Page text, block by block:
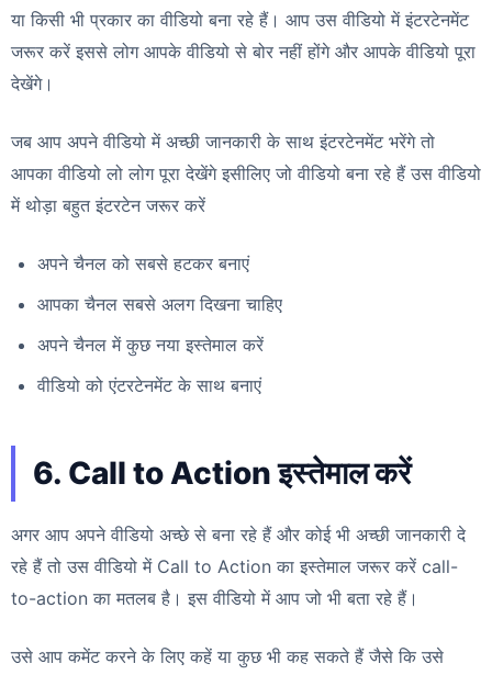
या किसी भी प्रकार का वीडियो बना रहे हैं। आप उस वीडियो में इंटरटेनमेंट
जरूर करें इससे लोग आपके वीडियो से बोर नहीं होंगे और आपके वीडियो पूरा
देखेंगे।
जब आप अपने वीडियो में अच्छी जानकारी के साथ इंटरटेनमेंट भरेंगे तो
आपका वीडियो लो लोग पूरा देखेंगे इसीलिए जो वीडियो बना रहे हैं उस वीडियो
में थोड़ा बहुत इंटरटेन जरूर करें
अपने चैनल को सबसे हटकर बनाएं
आपका चैनल सबसे अलग दिखना चाहिए
अपने चैनल में कुछ नया इस्तेमाल करें
वीडियो को एंटरटेनमेंट के साथ बनाएं
6. Call to Action इस्तेमाल करें
अगर आप अपने वीडियो अच्छे से बना रहे हैं और कोई भी अच्छी जानकारी दे
रहे हैं तो उस वीडियो में Call to Action का इस्तेमाल जरूर करें call-
to-action का मतलब है। इस वीडियो में आप जो भी बता रहे हैं।
उसे आप कमेंट करने के लिए कहें या कुछ भी कह सकते हैं जैसे कि उसे